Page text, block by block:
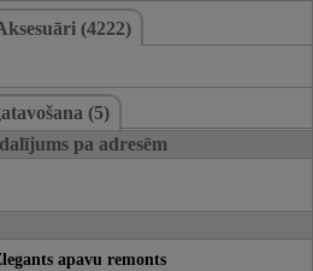
(4222)
(5)
pa adresēm
apavu remonts